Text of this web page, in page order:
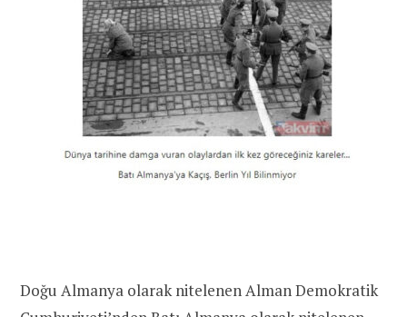
Doğu Almanya olarak nitelenen Alman Demokratik